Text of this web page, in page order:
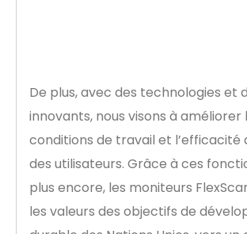
De plus, avec des technologies et
innovants, nous visons à améliorer
conditions de travail et l’efficacité
des utilisateurs. Grâce à ces
plus encore, les moniteurs
les valeurs des objectifs de